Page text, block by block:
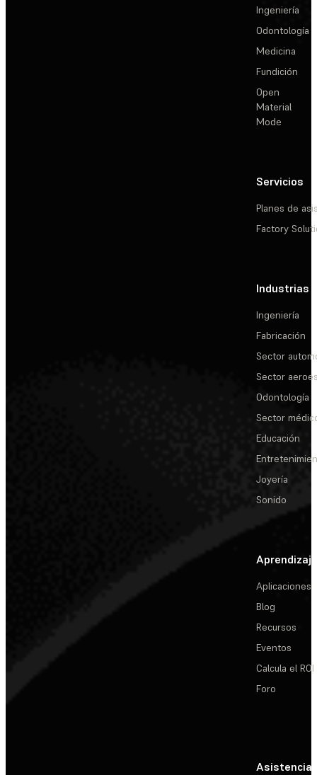
Ingeniería
Odontología
Medicina
Fundición
Open
Material
Mode
Servicios
Planes de
Factory
Industrias
Ingeniería
Fabricación
Sector
Sector
Odontología
Sector
Educación
Joyería
Sonido
Aprendizaje
Aplicaciones
Blog
Recursos
Eventos
Calcula el ROI
Foro
Asistencia